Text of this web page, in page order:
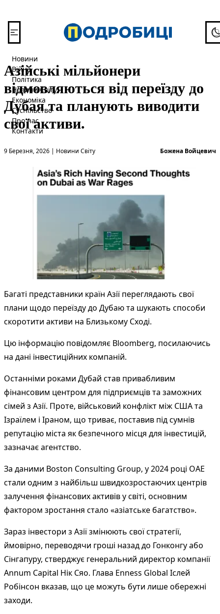
Новини
Війна
Політика
Новини Світу
Економіка
Суспільство
Про нас
Контакти
Азійські мільйонери
відмовляються від переїзду до
Дубая та планують виводити
свої активи.
9 Березня, 2026 |
Опубліковано вНовини Світу Божена Войцевич
Багаті представники країн Азії переглядають свої
плани щодо переїзду до Дубаю та шукають способи
скоротити активи на Близькому Сході.
Цю інформацію повідомляє Bloomberg, посилаючись
на дані інвестиційних компаній.
Останніми роками Дубай став привабливим
фінансовим центром для підприємців та заможних
сімей з Азії. Проте, військовий конфлікт між США та
Ізраїлем і Іраном, що триває, поставив під сумнів
репутацію міста як безпечного місця для інвестицій,
зазначає агентство.
За даними Boston Consulting Group, у 2024 році ОАЕ
стали одним з найбільш швидкозростаючих центрів
залучення фінансових активів у світі, основним
фактором зростання стало «азіатське багатство».
Зараз інвестори з Азії змінюють свої стратегії,
ймовірно, переводячи гроші назад до Гонконгу або
Сінгапуру, стверджує генеральний директор компанії
Annum Capital Нік Сяо. Глава Enness Global Іслей
Робінсон вказав, що це можуть бути лише обережні
заходи.